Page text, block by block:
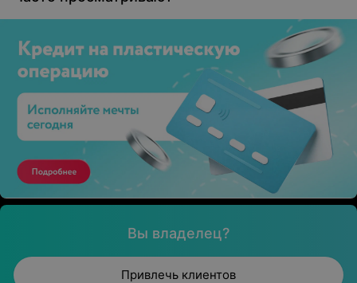
Вы владелец?
Привлечь клиентов